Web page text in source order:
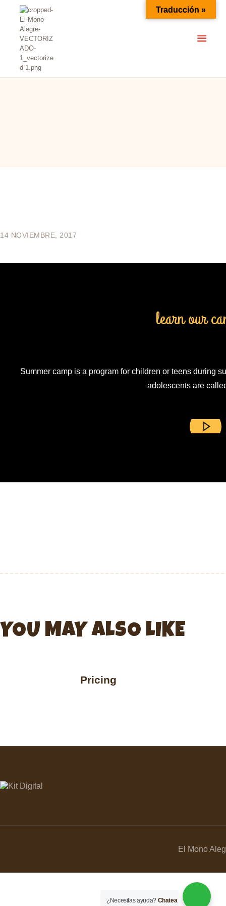
EL MONO ALEGRE
INICIO
SERVICIOS
ESCUELA ANIMACIÓN
14 NOVIEMBRE, 2017
learn our
Summer camp is a program for children or teens during
adolescents are
YOU MAY ALSO LIKE
Pricing
El Mono
Traducción »
¿Necesitas ayuda? Chatea